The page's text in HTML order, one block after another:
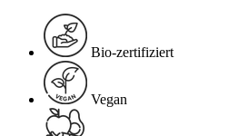
Bio-zertifiziert
Vegan